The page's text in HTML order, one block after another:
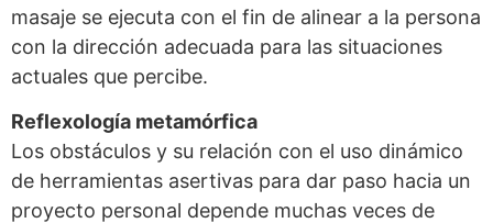
masaje se ejecuta con el fin de alinear a la persona
con la dirección adecuada para las situaciones
actuales que percibe.
Reflexología metamórfica
Los obstáculos y su relación con el uso dinámico
de herramientas asertivas para dar paso hacia un
proyecto personal depende muchas veces de